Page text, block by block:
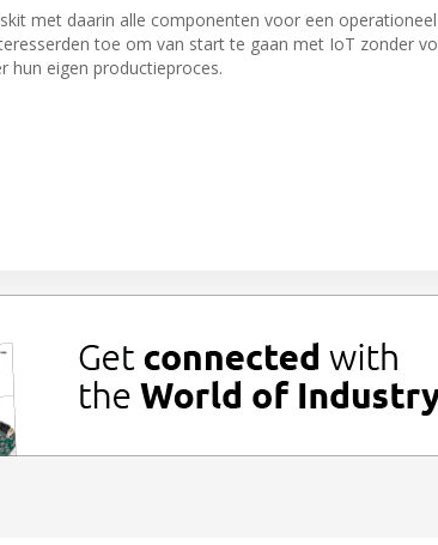
met daarin alle componenten voor een
toe om van start te gaan met IoT zonder
hun eigen productieproces.